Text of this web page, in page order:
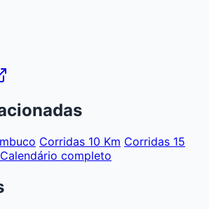
Corridas 10 Km Corridas 15
Calendário completo